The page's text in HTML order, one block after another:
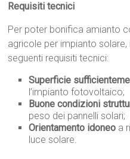
Requisiti tecnici
Per poter bonifica amianto
agricole per impianto
seguenti requisiti tecnici:
Superficie
l’impianto fotovoltaico;
Buone condizioni
peso dei pannelli solari;
Orientamento idoneo a
luce solare.